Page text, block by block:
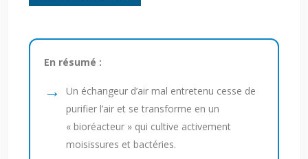
En résumé :
Un échangeur d’air mal entretenu cesse de
purifier l’air et se transforme en un
« bioréacteur » qui cultive activement
moisissures et bactéries.